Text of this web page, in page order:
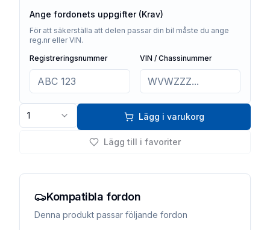
Ange fordonets uppgifter (Krav)
För att säkerställa att delen passar din bil måste du ange
reg.nr eller VIN.
Registreringsnummer
VIN / Chassinummer
1 Lägg i varukorg
Lägg till i favoriter
Kompatibla fordon
Denna produkt passar följande fordon